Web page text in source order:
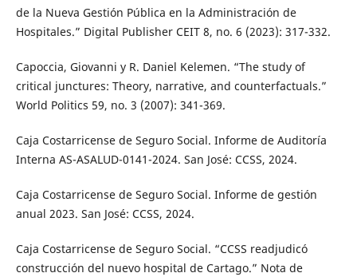
de la Nueva Gestión Pública en la Administración de
Hospitales.” Digital Publisher CEIT 8, no. 6 (2023): 317-332.
Capoccia, Giovanni y R. Daniel Kelemen. “The study of
critical junctures: Theory, narrative, and counterfactuals.”
World Politics 59, no. 3 (2007): 341-369.
Caja Costarricense de Seguro Social. Informe de Auditoría
Interna AS-ASALUD-0141-2024. San José: CCSS, 2024.
Caja Costarricense de Seguro Social. Informe de gestión
anual 2023. San José: CCSS, 2024.
Caja Costarricense de Seguro Social. “CCSS readjudicó
construcción del nuevo hospital de Cartago.” Nota de